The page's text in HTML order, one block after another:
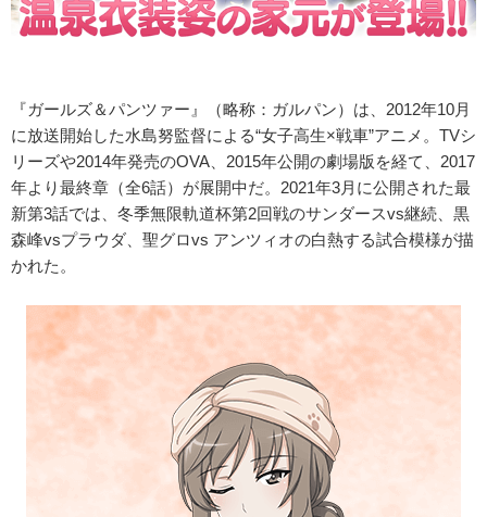
『ガールズ＆パンツァー』（略称：ガルパン）は、2012年10月
に放送開始した水島努監督による“女子高生×戦車”アニメ。TVシ
リーズや2014年発売のOVA、2015年公開の劇場版を経て、2017
年より最終章（全6話）が展開中だ。2021年3月に公開された最
新第3話では、冬季無限軌道杯第2回戦のサンダースvs継続、黒
森峰vsプラウダ、聖グロvs アンツィオの白熱する試合模様が描
かれた。